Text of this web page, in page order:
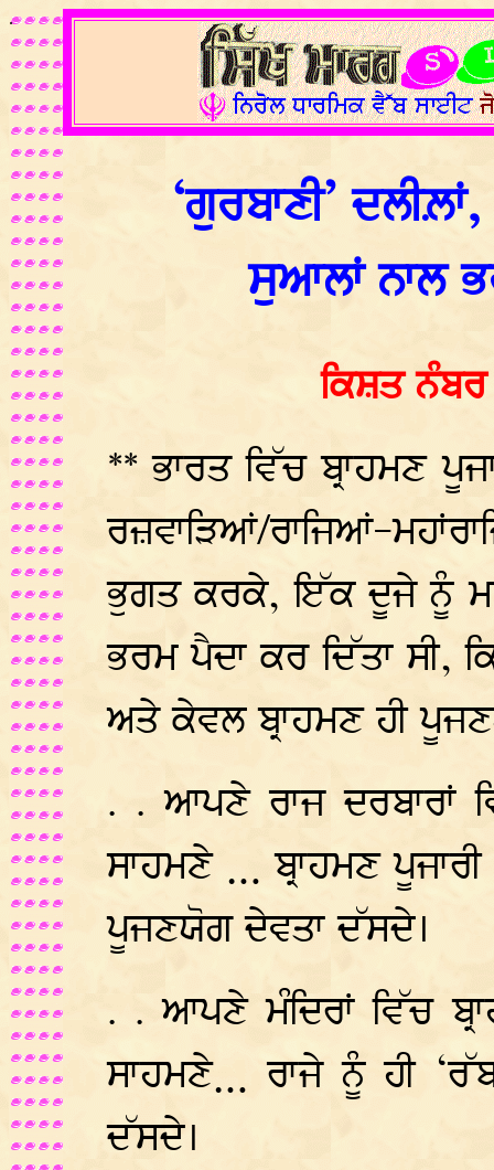
.
‘ਗੁਰਬਾਣੀ’
ਸੁਆਲਾਂ ਨਾਲ
ਕਿਸ਼ਤ
** ਭਾਰਤ ਵਿੱਚ ਬ੍ਰਾਹਮਣ
ਰਜ਼ਵਾੜਿਆਂ/ਰਾਜਿਆਂ-
ਭੁਗਤ ਕਰਕੇ, ਇੱਕ ਦੂਜੇ ਨੂੰ
ਭਰਮ ਪੈਦਾ ਕਰ ਦਿੱਤਾ ਸੀ,
ਅਤੇ ਕੇਵਲ ਬ੍ਰਾਹਮਣ ਹੀ
. . ਆਪਣੇ ਰਾਜ ਦਰਬਾਰਾਂ
ਸਾਹਮਣੇ … ਬ੍ਰਾਹਮਣ
ਪੂਜਣਯੋਗ ਦੇਵਤਾ ਦੱਸਦੇ।
. . ਆਪਣੇ ਮੰਦਿਰਾਂ ਵਿੱਚ
ਸਾਹਮਣੇ… ਰਾਜੇ ਨੂੰ ਹੀ
ਦੱਸਦੇ।